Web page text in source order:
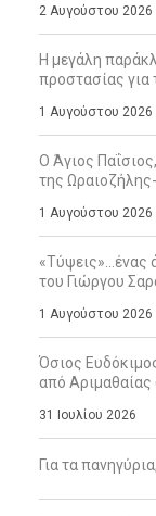
2 Αυγούστου 2026
Η μεγάλη
προστασίας για
1 Αυγούστου 2026
Ο Άγιος
της
1 Αυγούστου 2026
«Τύψεις»…ένας
του Γιώργου
1 Αυγούστου 2026
Όσιος
από Αριμαθαίας
31 Ιουλίου 2026
Για τα